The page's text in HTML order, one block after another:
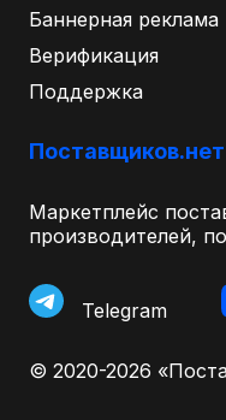
Баннерная реклама
Верификация
Поддержка
Поставщиков.нет
Маркетплейс
производителей,
Telegram
© 2020-2026